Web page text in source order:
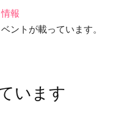
報
ントが載っています。
います